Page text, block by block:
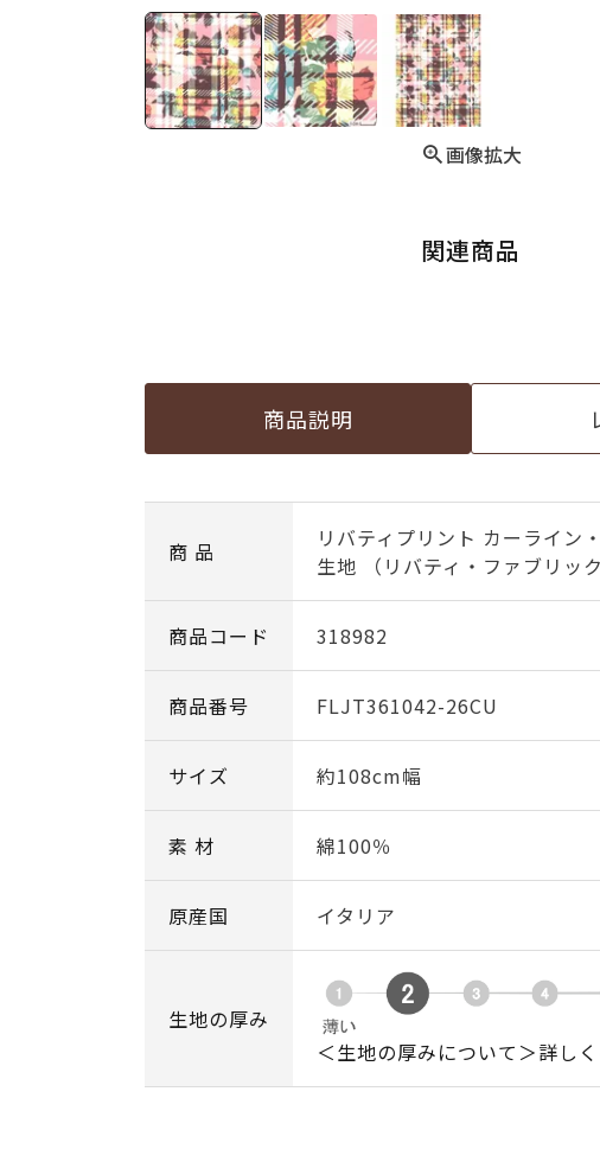
画像拡大
関連商品
商品説明
商 品
リバティプリント カーライン
生地 （リバティ・ファブリッ
商品コード 318982
商品番号 FLJT361042-26CU
サイズ 約108cm幅
素 材 綿100％
原産国 イタリア
生地の厚み
＜生地の厚みについて＞詳し